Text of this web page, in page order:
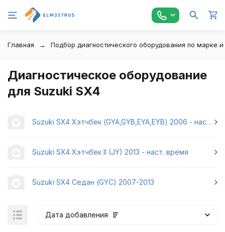
Главная Подбор диагностического оборудования по марке
Диагностическое оборудование
для Suzuki SX4
Suzuki SX4 Хэтчбек (GYA,GYB,EYA,EYB) 2006 - наст. время
Suzuki SX4 Хэтчбек II (JY) 2013 - наст. время
Suzuki SX4 Седан (GYC) 2007-2013
Дата добавления